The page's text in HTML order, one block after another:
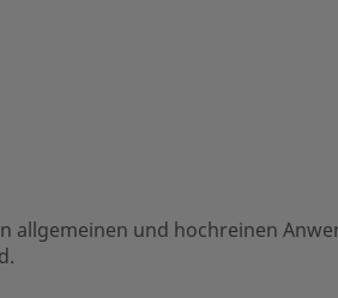
40183101
allgemeinen und hochreinen